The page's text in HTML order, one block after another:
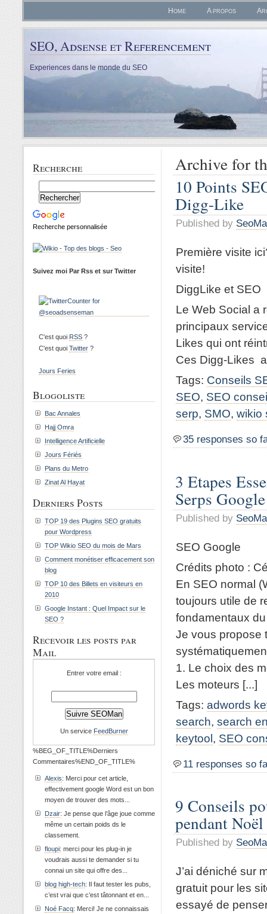
Home A propos
SEO, Adsense et Referencement
Experiences dans le monde du SEO
Archive for
10 Points
Digg-Like
Published by
Première visite
visite!
DiggLike et SEO
Le Web Social a
principaux
Likes qui ont
Ces Digg-Likes
Tags: Conseils
SEO, SEO
serp, SMO, wikio
35 responses so
3 Etapes
Serps Google
Published by
SEO Google
Crédits photo :
En SEO normal
toujours utile de
fondamentaux
Je vous propose
1. Le choix des
Les moteurs [...]
Tags: adwords
search, search
keytool, SEO
11 responses so
9 Conseils
pendant Noël
Published by
J’ai déniché sur
gratuit pour les
essayé de
Recherche
Recherche personnalisée
Suivez moi Par Rss et sur Twitter
C'est quoi RSS ?
C'est quoi Twitter ?
Jours Feries
Blogoliste
Bac Annales
Hajj Omra
Intelligence Artificielle
Jours Fériés
Plans du Metro
Zinat Al Hayat
Derniers Posts
TOP 19 des Plugins SEO gratuits
pour Wordpress
TOP Wikio SEO du mois de Mars
Comment monétiser efficacement son
blog
TOP 10 des Billets en visiteurs en
2010
Google Instant : Quel Impact sur le
SEO ?
Recevoir les posts par
Mail
Entrer votre email :
Un service FeedBurner
%BEG_OF_TITLE%Derniers
Commentaires%END_OF_TITLE%
Alexis: Merci pour cet article,
effectivement google Word est un bon
moyen de trouver des mots...
Dzair: Je pense que l’âge joue comme
même un certain poids ds le
classement.
floupi: merci pour les plug-in je
voudrais aussi te demander si tu
connai un site qui offre des...
blog high-tech: Il faut tester les pubs,
c’est vrai que c’est tâtonnant et en...
Noé Facq: Merci! Je ne connaissais